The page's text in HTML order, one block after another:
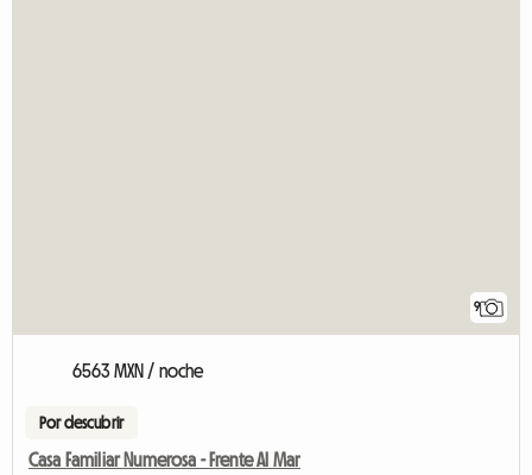
9
6563 MXN / noche
Por descubrir
Casa Familiar Numerosa - Frente Al Mar